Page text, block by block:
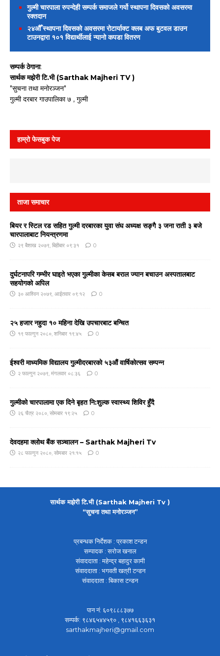
गुल्मी चारपाला रुपन्देही सम्पर्क समाजले गर्यो स्थापना दिवसको अवसरमा
रक्तदान
२४औँ स्थापना दिवसको अवसरमा रोटार्याक्ट क्लब अफ बुटवल डाउन
टाउनद्वारा १०१ विद्यार्थीलाई न्यानो कपडा वितरण
सम्पर्क ठेगाना:
सार्थक मझेरी टि.भी (Sarthak Majheri TV )
"सुचना तथा मनोरञ्जन"
गुल्मी दरबार गाउपालिका ७ , गुल्मी
हाम्रो फेसबुक पेज
ताजा समाचार
बियर र स्टिल रड सहित गुल्मी दरबारका युवा संघ अध्यक्ष सङ्गै ३ जना राती ३ बजे
चारपालाबाट नियन्त्रणमा
२९ बैशाख २०७९, बिहीबार ०९:३१ 0
दुर्घटनापरि गम्भीर घाइते भएका गुल्मीका केसब बराल ज्यान बचाउन अस्पतालबाट
सहयोगको अपिल
३० आश्विन २०७९, आईतवार ०९:१२ 0
२५ हजार नहुदा १० महिना देखि उपचारबाट बन्चित
१९ फाल्गुन २०८०, शनिबार १९:४५ 0
ईश्वरी माध्यमिक विद्यालय गुल्मीदरबारको ५३औं वार्षिकोत्सव सम्पन्न
२ फाल्गुन २०७९, मंगलवार ०८:३६ 0
गुल्मीको चारपालामा एक दिने बृहत नि:शुल्क स्वास्थ्य शिविर हुँदै
२६ चैत्र २०८०, सोमबार १९:२५ 0
देवदहमा क्लोथ बैंक सञ्चालन – Sarthak Majheri Tv
२८ फाल्गुन २०८०, सोमबार २१:१५ 0
सार्थक मझेरी टि.भी (Sarthak Majheri Tv )
“सुचना तथा मनोरञ्जन”
प्रबन्धक निर्देशक : प्रकाश टन्डन
सम्पादक : सरोज खनाल
संवाददाता : महेन्द्र बहादुर कामी
संवाददाता : भगवती खत्री टन्डन
संवाददाता : बिकास टन्डन
पान नं: ६०९८८८३७७
सम्पर्क: ९८४६५४४५९० , ९८४१६६३६३१
sarthakmajheri@gmail.com